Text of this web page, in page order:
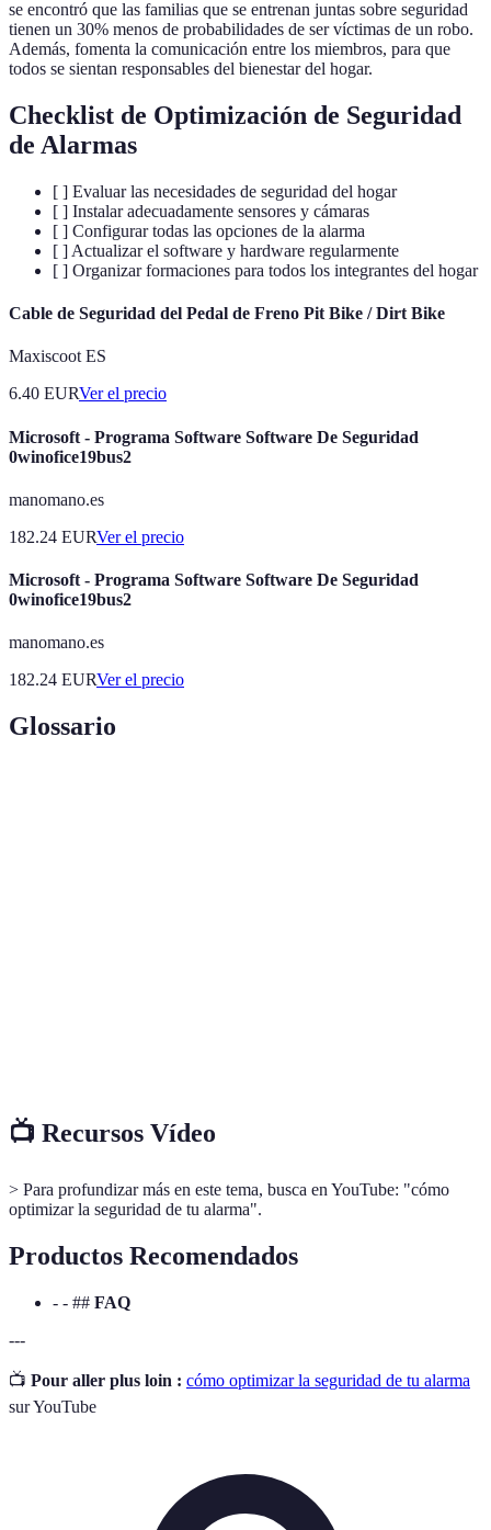
se encontró que las familias que se entrenan juntas sobre seguridad
tienen un 30% menos de probabilidades de ser víctimas de un robo.
Además, fomenta la comunicación entre los miembros, para que
todos se sientan responsables del bienestar del hogar.
Checklist de Optimización de Seguridad
de Alarmas
[ ] Evaluar las necesidades de seguridad del hogar
[ ] Instalar adecuadamente sensores y cámaras
[ ] Configurar todas las opciones de la alarma
[ ] Actualizar el software y hardware regularmente
[ ] Organizar formaciones para todos los integrantes del hogar
Cable de Seguridad del Pedal de Freno Pit Bike / Dirt Bike
Maxiscoot ES
6.40 EURVer el precio
Microsoft - Programa Software Software De Seguridad
0winofice19bus2
manomano.es
182.24 EURVer el precio
Microsoft - Programa Software Software De Seguridad
0winofice19bus2
manomano.es
182.24 EURVer el precio
Glossario
📺 Recursos Vídeo
> Para profundizar más en este tema, busca en YouTube: "cómo
optimizar la seguridad de tu alarma".
Productos Recomendados
- - ## FAQ
---
📺 Pour aller plus loin : cómo optimizar la seguridad de tu alarma
sur YouTube